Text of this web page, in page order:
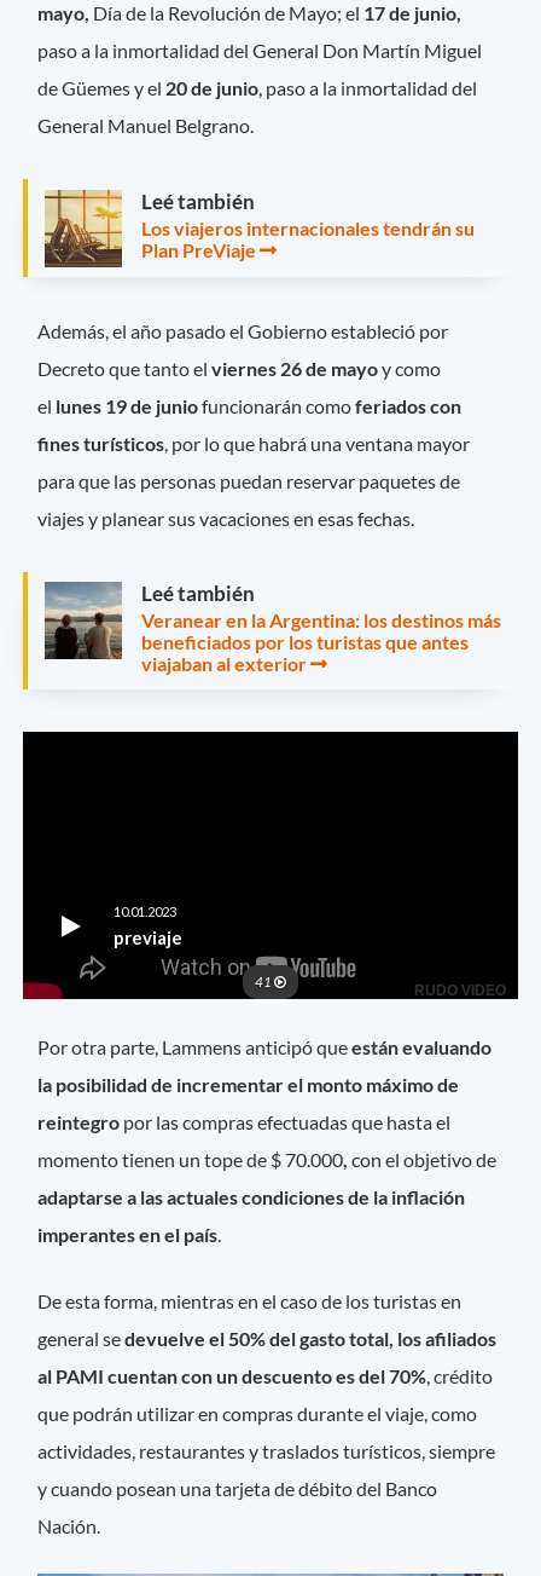
mayo, Día de la Revolución de Mayo; el 17 de junio,
paso a la inmortalidad del General Don Martín Miguel
de Güemes y el 20 de junio, paso a la inmortalidad del
General Manuel Belgrano.
Leé también
Los viajeros internacionales tendrán su
Plan PreViaje
Además, el año pasado el Gobierno estableció por
Decreto que tanto elviernes 26 de mayoy como
el lunes 19 de juniofuncionarán comoferiados con
fines turísticos , por lo que habrá una ventana mayor
para que las personas puedan reservar paquetes de
viajes y planear sus vacaciones en esas fechas.
Leé también
Veranear en la Argentina: los destinos más
beneficiados por los turistas que antes
viajaban al exterior
Por otra parte, Lammens anticipó queestán evaluando
la posibilidad de incrementar el monto máximo de
reintegro por las compras efectuadas que hasta el
momento tienen un tope de $ 70.000 ,con el objetivo de
adaptarse a las actuales condiciones de la inflación
imperantes en el país
De esta forma, mientras en el caso de los turistas en
general sedevuelve el 50% del gasto total, los afiliados
al PAMI cuentan con un descuento es del 70%, crédito
que podrán utilizar en compras durante el viaje, como
actividades, restaurantes y traslados turísticos, siempre
y cuando posean una tarjeta de débito del Banco
Nación.